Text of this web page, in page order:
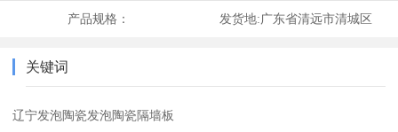
产品规格： 发货地:广东省清远市清城区
关键词
辽宁发泡陶瓷发泡陶瓷隔墙板